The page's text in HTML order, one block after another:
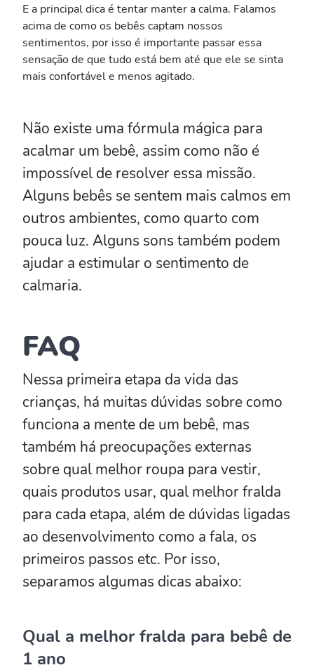
E a principal dica é tentar manter a calma. Falamos
acima de como os bebês captam nossos
sentimentos, por isso é importante passar essa
sensação de que tudo está bem até que ele se sinta
mais confortável e menos agitado.
Não existe uma fórmula mágica para
acalmar um bebê, assim como não é
impossível de resolver essa missão.
Alguns bebês se sentem mais calmos em
outros ambientes, como quarto com
pouca luz. Alguns sons também podem
ajudar a estimular o sentimento de
calmaria.
FAQ
Nessa primeira etapa da vida das
crianças, há muitas dúvidas sobre como
funciona a mente de um bebê, mas
também há preocupações externas
sobre qual melhor roupa para vestir,
quais produtos usar, qual melhor fralda
para cada etapa, além de dúvidas ligadas
ao desenvolvimento como a fala, os
primeiros passos etc. Por isso,
separamos algumas dicas abaixo:
Qual a melhor fralda para bebê de
1 ano